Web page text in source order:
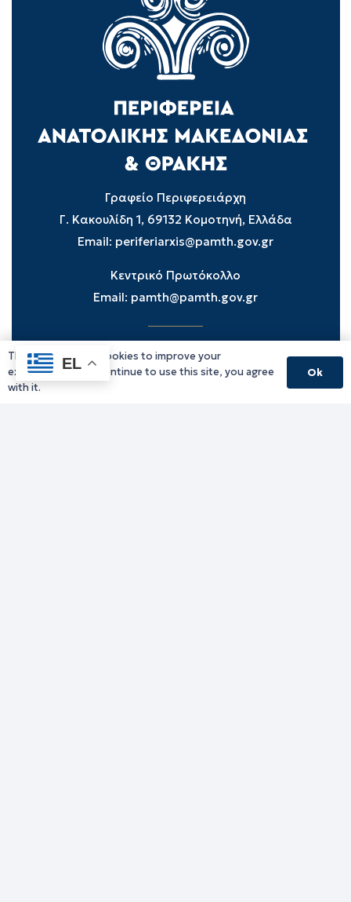
Γραφείο Περιφερειάρχη
Γ. Κακουλίδη 1, 69132 Κομοτηνή, Ελλάδα
Email: periferiarxis@pamth.gov.gr
Κεντρικό Πρωτόκολλο
Email: pamth@pamth.gov.gr
Υπηρεσίες Δράμας
Υπηρεσίες Καβάλας
EL
This website uses cookies to improve your
experience. If you continue to use this site, you agree
with it.
Ok